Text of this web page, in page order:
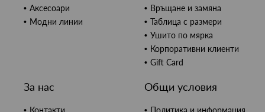
Аксесоари
Модни линии
Връщане и замяна
Таблица с размери
Ушито по мярка
Корпоративни клиенти
Gift Card
За нас
Контакти
Общи условия
Политика и информация